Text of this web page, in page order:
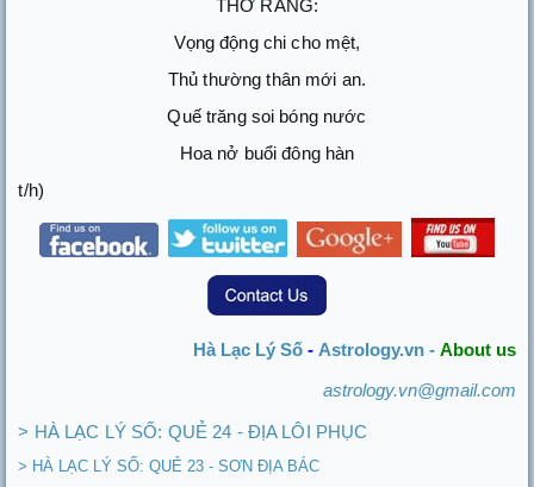
THƠ RẰNG:
Vọng động chi cho mệt,
Thủ thường thân mới an.
Quế trăng soi bóng nước
Hoa nở buổi đông hàn
t/h)
Hà Lạc Lý Số- Astrology.vn - About us
astrology.vn@gmail.com
> HÀ LẠC LÝ SỐ: QUẺ 24 - ĐỊA LÔI PHỤC
> HÀ LẠC LÝ SỐ: QUẺ 23 - SƠN ĐỊA BÁC